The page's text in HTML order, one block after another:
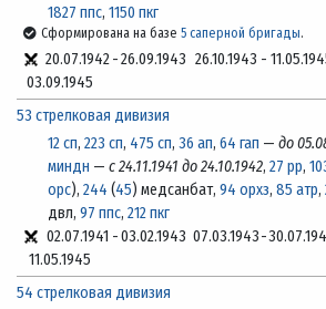
1827 ппс, 1150 пкг
Сформирована на базе5 саперной бригады.
20.07.1942-26.09.1943 26.10.1943 -
03.09.1945
53 стрелковая дивизия
12 сп, 223 сп, 475 сп, 36 ап, 64 гап — до
миндн — с 24.11.1941 до 24.10.1942, 27 рр,
орс), 244 (45) медсанбат, 94 орхз, 85 атр,
двл, 97 ппс, 212 пкг
02.07.1941 -03.02.1943 07.03.1943-
11.05.1945
54 стрелковая дивизия